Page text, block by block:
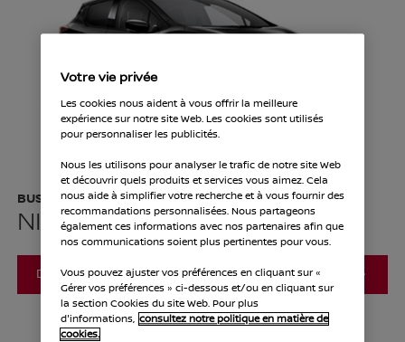
NISSAN MICRA
BUSINESS EDITION
DÉCOUVREZ LA MICRA BUSINESS EDITION
Votre vie privée
Les cookies nous aident à vous offrir la meilleure
expérience sur notre site Web. Les cookies sont utilisés
pour personnaliser les publicités.
Nous les utilisons pour analyser le trafic de notre site Web
et découvrir quels produits et services vous aimez. Cela
nous aide à simplifier votre recherche et à vous fournir des
recommandations personnalisées. Nous partageons
également ces informations avec nos partenaires afin que
nos communications soient plus pertinentes pour vous.
Vous pouvez ajuster vos préférences en cliquant sur «
Gérer vos préférences » ci-dessous et/ou en cliquant sur
la section Cookies du site Web. Pour plus
d'informations, consultez notre politique en matière de
cookies.